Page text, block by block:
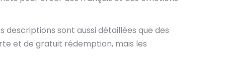
descriptions sont aussi détaillées que des
et de gratuit rédemption, mais les